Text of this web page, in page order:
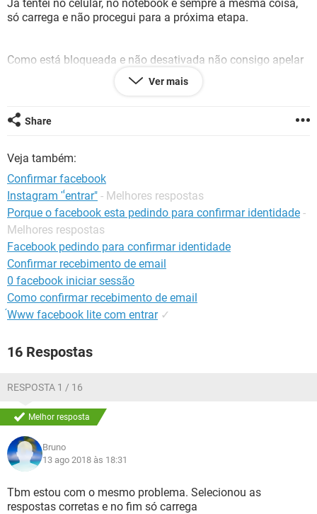
GUIA DE COMPRAS
Já tentei no celular, no notebook e sempre a mesma coisa,
só carrega e não procegui para a próxima etapa.
Como está bloqueada e não desativada não consigo apelar
na plataforma de conta desativada, aparece uma
mensagem dizendo que o e-mail informado é de uma conta
Por favor alguém me ajuda?!
Ver mais
Share
Veja também:
Confirmar facebook
Instagram "́entrar" - Melhores respostas
Porque o facebook esta pedindo para confirmar identidade -
Melhores respostas
Facebook pedindo para confirmar identidade
Confirmar recebimento de email
0 facebook iniciar sessão
Como confirmar recebimento de email
́Www facebook lite com entrar ✓
16 Respostas
RESPOSTA 1 / 16
Melhor resposta
Bruno
13 ago 2018 às 18:31
Tbm estou com o mesmo problema. Selecionou as
respostas corretas e no fim só carrega